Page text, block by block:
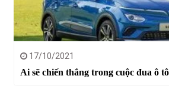
17/10/2021
Ai sẽ chiến thắng trong cuộc đua ô